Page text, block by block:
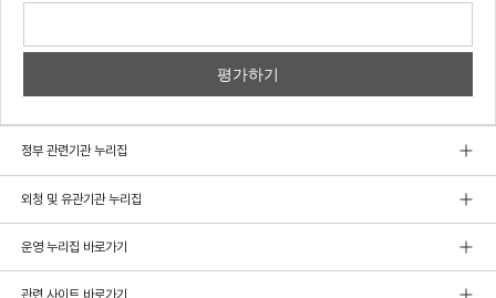
정부 관련기관 누리집
외청 및 유관기관 누리집
운영 누리집 바로가기
관련 사이트 바로가기